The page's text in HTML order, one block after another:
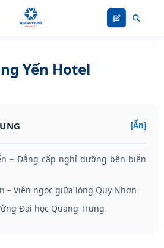
Yến Hotel
[Ẩn]
– Đẳng cấp nghỉ dưỡng bên biển
– Viên ngọc giữa lòng Quy Nhơn
Đại học Quang Trung